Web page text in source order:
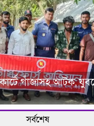
গাঁজাসহ আটক,
সর্বশেষ